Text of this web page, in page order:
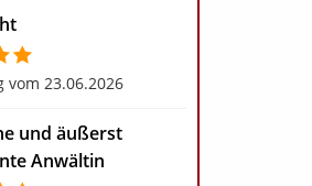
vom 23.06.2026
und äußerst
Anwältin